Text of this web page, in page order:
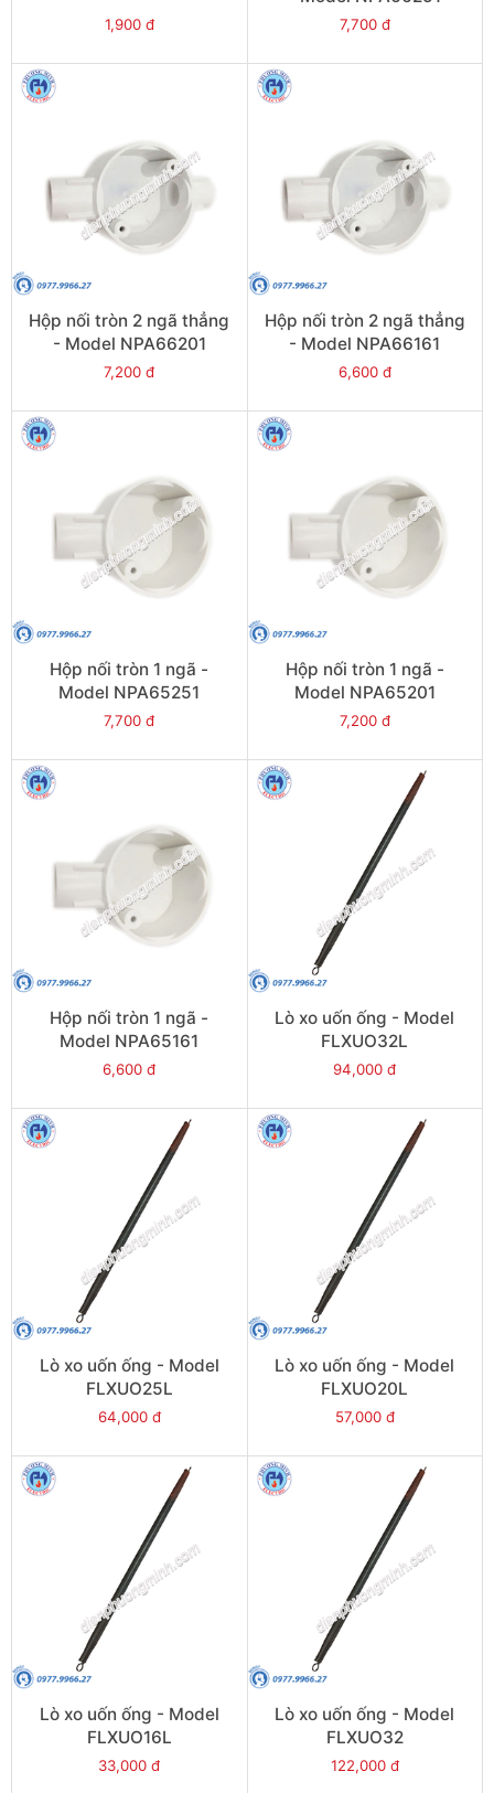
1,900 đ 7,700 đ
Hộp nối tròn 2 ngã thẳng
- Model NPA66201
7,200 đ
Hộp nối tròn 2 ngã thẳng
- Model NPA66161
6,600 đ
Hộp nối tròn 1 ngã -
Model NPA65251
7,700 đ
Hộp nối tròn 1 ngã -
Model NPA65201
7,200 đ
Hộp nối tròn 1 ngã -
Model NPA65161
6,600 đ
Lò xo uốn ống - Model
FLXUO32L
94,000 đ
Lò xo uốn ống - Model
FLXUO25L
64,000 đ
Lò xo uốn ống - Model
FLXUO20L
57,000 đ
Lò xo uốn ống - Model
FLXUO16L
33,000 đ
Lò xo uốn ống - Model
FLXUO32
122,000 đ